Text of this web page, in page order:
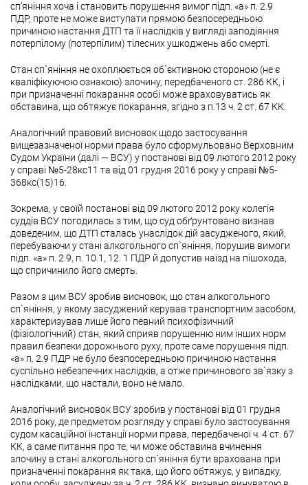
сп’яніння хоча і становить порушення вимог підп. «а» п. 2.9
ПДР, проте не може виступати прямою безпосередньою
причиною настання ДТП та її наслідків у вигляді заподіяння
потерпілому (потерпілим) тілесних ушкоджень або смерті.
Стан сп`яніння не охоплюється об`єктивною стороною (не є
кваліфікуючою ознакою) злочину, передбаченого ст. 286 КК, і
при призначенні покарання особі може враховуватись як
обставина, що обтяжує покарання, згідно з п.13 ч. 2 ст. 67 КК.
Аналогічний правовий висновок щодо застосування
вищезазначеної норми права було сформульовано Верховним
Судом України (далі — ВСУ) у постанові від 09 лютого 2012 року
у справі №5-28кс11 та від 01 грудня 2016 року у справі №5-
368кс(15)16.
Зокрема, у своїй постанові від 09 лютого 2012 року колегія
суддів ВСУ погодилась з тим, що суд обґрунтовано визнав
доведеним, що ДТП сталась унаслідок дій засудженого, який,
перебуваючи у стані алкогольного сп`яніння, порушив вимоги
підп. «а» п. 2.9, п. 10.1, 12. 1 ПДР й допустив наїзд на пішохода,
що спричинило його смерть.
Разом з цим ВСУ зробив висновок, що стан алкогольного
сп`яніння, у якому засуджений керував транспортним засобом,
характеризував лише його певний психофізичний
(фізіологічний) стан, який сприяв порушенню ним інших норм
правил безпеки дорожнього руху, проте саме порушення підп.
«а» п. 2.9 ПДР не було безпосередньою причиною настання
суспільно небезпечних наслідків, а отже причинового зв`язку з
наслідками, що настали, воно не мало.
Аналогічний висновок ВСУ зробив у постанові від 01 грудня
2016 року, де предметом розгляду у справі було застосування
судом касаційної інстанції норми права, передбаченої ч. 4 ст. 67
КК, а саме питання про те, чи може обставина вчинення
злочину в стані алкогольного сп`яніння бути врахована при
призначенні покарання як така, що його обтяжує, у випадку,